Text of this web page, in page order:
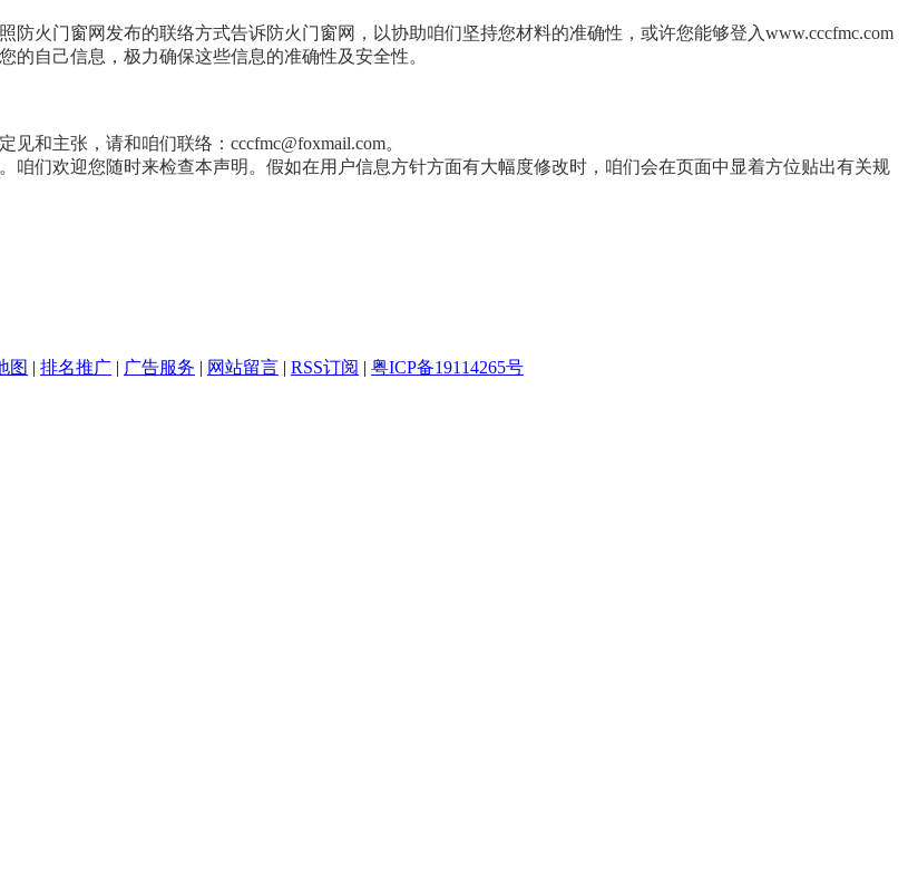
火门窗网发布的联络方式告诉防火门窗网，以协助咱们坚持您材料的准确性，或许您能够登入www.cccfmc.com
自己信息，极力确保这些信息的准确性及安全性。
和主张，请和咱们联络：cccfmc@foxmail.com。
咱们欢迎您随时来检查本声明。假如在用户信息方针方面有大幅度修改时，咱们会在页面中显着方位贴出有关规
图 | 排名推广 | 广告服务 | 网站留言 | RSS订阅 | 粤ICP备19114265号